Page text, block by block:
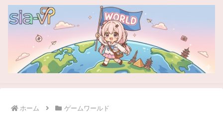
ホーム ゲームワールド